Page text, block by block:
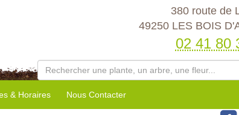
380 route de
49250 LES BOIS
02 41 80
& Horaires Nous Contacter